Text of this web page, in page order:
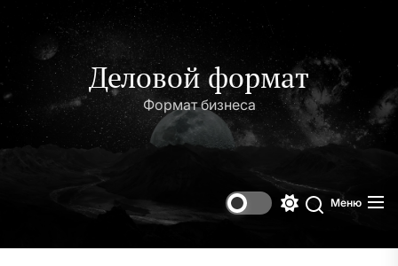
содержимому
Деловой формат
Формат бизнеса
Поиск
Меню